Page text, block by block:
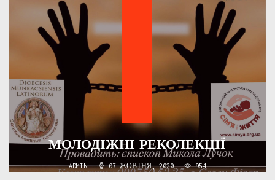
МОЛОДІЖНІ РЕКОЛЕКЦІЇ
ADMIN 07 ЖОВТНЯ, 2020 954